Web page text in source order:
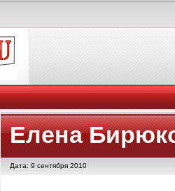
Елена
Дата: 9 сентября 2010